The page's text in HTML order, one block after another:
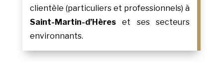
clientèle (particuliers et professionnels) à
Saint-Martin-d’Hèreset ses secteurs
environnants.